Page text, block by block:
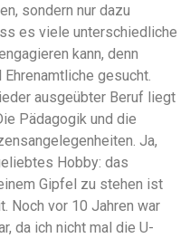
sondern nur dazu
es viele unterschiedliche
kann, denn
gesucht.
ausgeübter Beruf liegt
Pädagogik und die
Ja,
Hobby: das
Gipfel zu stehen ist
Noch vor 10 Jahren war
da ich nicht mal die U-